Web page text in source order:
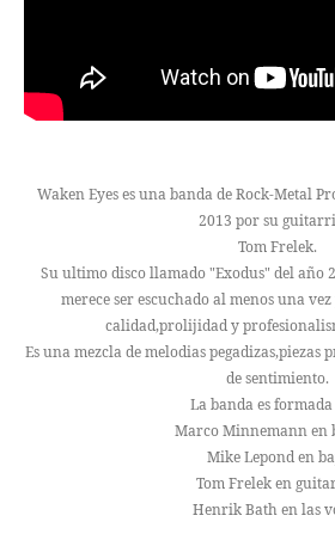
Waken Eyes es una banda de Rock-Metal
2013 por su
Tom Frelek.
Su ultimo disco llamado "Exodus" del año
merece ser escuchado al menos una
calidad,prolijidad y
Es una mezcla de melodias pegadizas,piezas
de sentimiento.
La banda es
Marco Minnemann en
Mike Lepond en
Tom Frelek en
Henrik Bath en las